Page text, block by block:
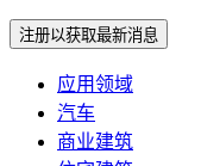
注册以获取最新消息
应用领域
汽车
商业建筑